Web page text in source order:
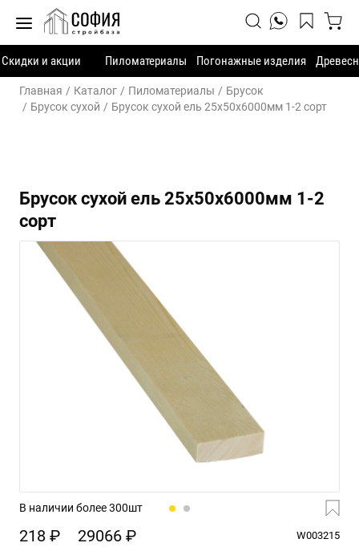
Скидки и акции Пиломатериалы Погонажные изделия
Главная Каталог Пиломатериалы
Брусок
Брусок сухой
Брусок сухой ель 25х50х6000мм 1-2 сорт
Брусок сухой ель 25х50х6000мм 1-2
сорт
В наличии более 300шт
218 ₽ 29066 ₽
W003215